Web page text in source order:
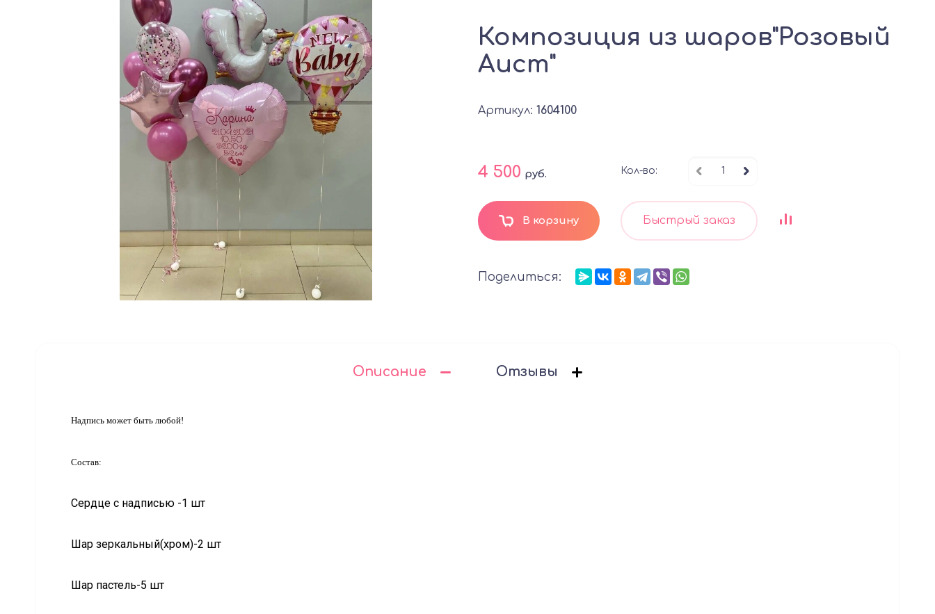
Композиция из шаров"Розовый
Аист"
Артикул: 1604100
4 500 руб. Кол-во:
В корзину Быстрый заказ
Поделиться:
Описание Отзывы
Надпись может быть любой!
Состав:
Сердце с надписью -1 шт
Шар зеркальный(хром)-2 шт
Шар пастель-5 шт